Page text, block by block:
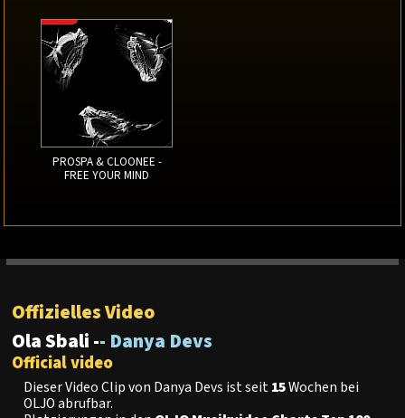
PROSPA & CLOONEE -
FREE YOUR MIND
Offizielles Video
Ola Sbali -- Danya Devs
Official video
Dieser Video Clip von Danya Devs ist seit15Wochen bei
OLJO abrufbar.